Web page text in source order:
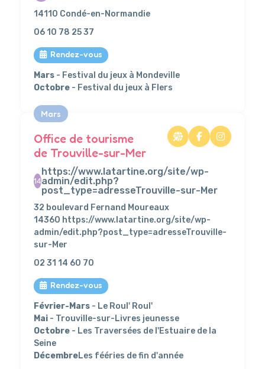
14110 Condé-en-Normandie
06 10 78 25 37
Rendez-vous
Mars - Festival du jeux à Mondeville
Octobre - Festival du jeux à Flers
Mars
Office de tourisme
de Trouville-sur-Mer
14
https://www.latartine.org/site/wp-
admin/edit.php?
post_type=adresseTrouville-sur-Mer
32 boulevard Fernand Moureaux
14360 https://www.latartine.org/site/wp-
admin/edit.php?post_type=adresseTrouville-
sur-Mer
02 31 14 60 70
Rendez-vous
Février-Mars - Le Roul' Roul'
Mai - Trouville-sur-Livres jeunesse
Octobre - Les Traversées de l'Estuaire de la
Seine
DécembreLes fééries de fin d'année